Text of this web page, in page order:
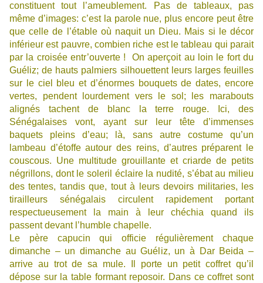
constituent tout l’ameublement. Pas de tableaux, pas
même d’images: c’est la parole nue, plus encore peut être
que celle de l’étable où naquit un Dieu. Mais si le décor
inférieur est pauvre, combien riche est le tableau qui parait
par la croisée entr’ouverte ! On aperçoit au loin le fort du
Guéliz; de hauts palmiers silhouettent leurs larges feuilles
sur le ciel bleu et d’énormes bouquets de dates, encore
vertes, pendent lourdement vers le sol; les marabouts
alignés tachent de blanc la terre rouge. Ici, des
Sénégalaises vont, ayant sur leur tête d’immenses
baquets pleins d’eau; là, sans autre costume qu’un
lambeau d’étoffe autour des reins, d’autres préparent le
couscous. Une multitude grouillante et criarde de petits
négrillons, dont le soleril éclaire la nudité, s’ébat au milieu
des tentes, tandis que, tout à leurs devoirs militaries, les
tirailleurs sénégalais circulent rapidement portant
respectueusement la main à leur chéchia quand ils
passent devant l’humble chapelle.
Le père capucin qui officie régulièrement chaque
dimanche – un dimanche au Guéliz, un à Dar Beida –
arrive au trot de sa mule. Il porte un petit coffret qu’il
dépose sur la table formant reposoir. Dans ce coffret sont